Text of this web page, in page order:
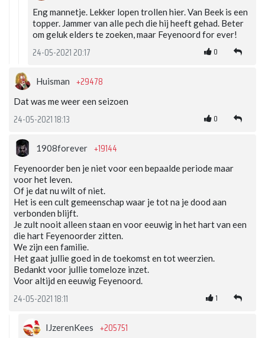
Eng mannetje. Lekker lopen trollen hier. Van Beek is een
topper. Jammer van alle pech die hij heeft gehad. Beter
om geluk elders te zoeken, maar Feyenoord for ever!
24-05-2021 20:17 0
Huisman +29478
Dat was me weer een seizoen
24-05-2021 18:13 0
1908forever +19144
Feyenoorder ben je niet voor een bepaalde periode maar
voor het leven.
Of je dat nu wilt of niet.
Het is een cult gemeenschap waar je tot na je dood aan
verbonden blijft.
Je zult nooit alleen staan en voor eeuwig in het hart van een
die hart Feyenoorder zitten.
We zijn een familie.
Het gaat jullie goed in de toekomst en tot weerzien.
Bedankt voor jullie tomeloze inzet.
Voor altijd en eeuwig Feyenoord.
24-05-2021 18:11 1
IJzerenKees +205751